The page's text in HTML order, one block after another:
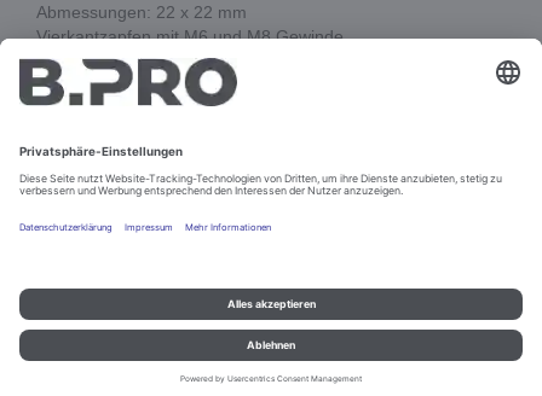
Abmessungen: 22 x 22 mm
Vierkantzapfen mit M6 und M8 Gewinde
Höhe von Gewinde M6: 31 mm über Drehkranz
Höhe von Gewinde M8: 21 mm über Drehkranz
In den Warenkorb
Impressum und Datenschutz Kontakt
Rechtliche Hinweise
© B.PRO Catering Solutions 2022